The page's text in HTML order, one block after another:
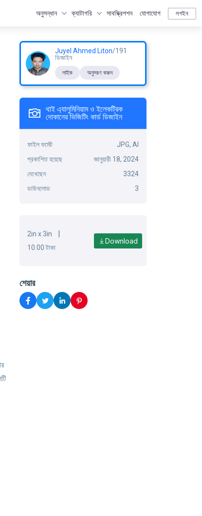
অনুসন্ধান ক্যাটাগরি সাবস্ক্রিপশন যোগাযোগ লগইন
Juyel Ahmed Liton/191
ডিজাইন
লাইক অনুসরণ করুন
থাই এ্যালুমিনিয়াম ও ইলেকট্রিক
দোকানের ভিজিটিং কার্ড ডিজাইন
ফাইল ফর্মেট
JPG, AI
প্রকাশিত হয়েছে
জানুয়ারী 18, 2024
দেখেছেন
3324
ডাউনলোড
3
2in x 3in |
10.00 টাকা
Download
শেয়ার